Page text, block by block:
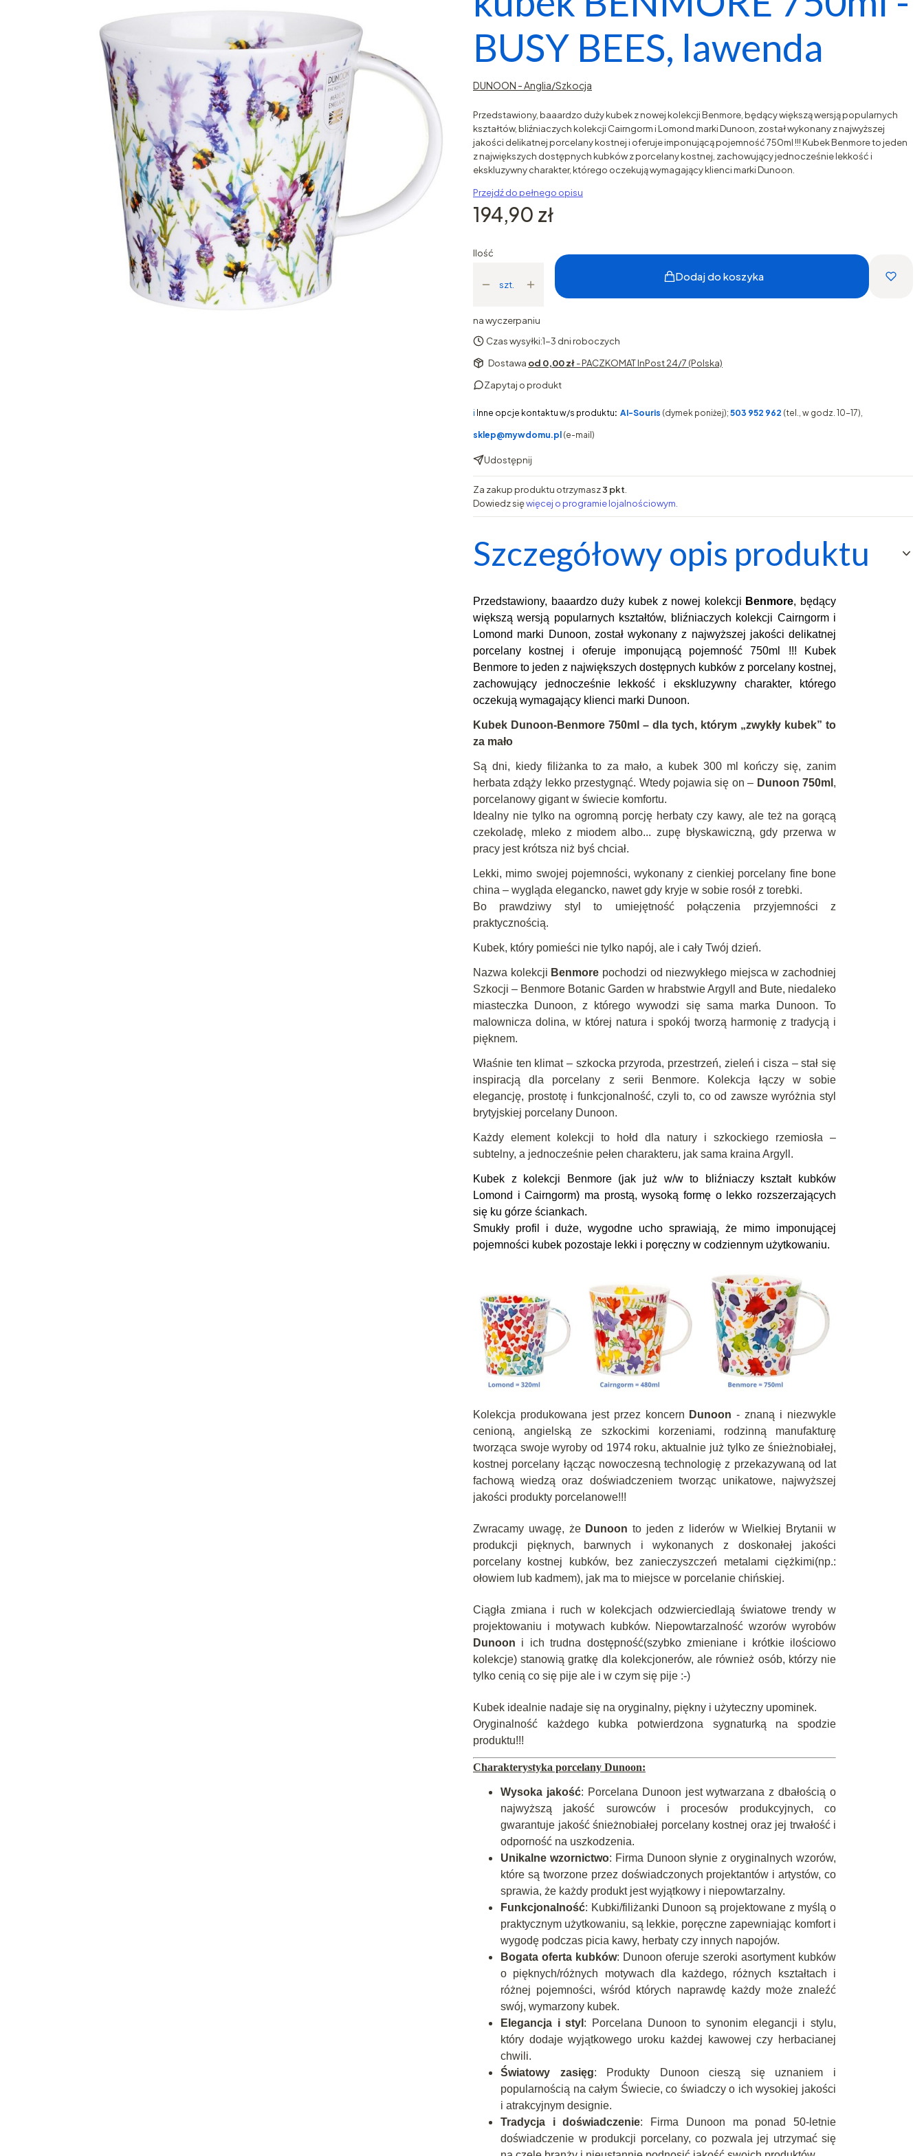
BUSY BEES, lawenda
DUNOON - Anglia/Szkocja
Przedstawiony, baaardzo duży kubek z nowej kolekcji Benmore, będący większą wersją popularnych
kształtów, bliźniaczych kolekcji Cairngorm i Lomond marki Dunoon, został wykonany z najwyższej
jakości delikatnej porcelany kostnej i oferuje imponującą pojemność 750ml !!! Kubek Benmore to jeden
z największych dostępnych kubków z porcelany kostnej, zachowujący jednocześnie lekkość i
ekskluzywny charakter, którego oczekują wymagający klienci marki Dunoon.
Przejdź do pełnego opisu
Cena
194,90 zł
Ilość
szt.
Dodaj do koszyka
na wyczerpaniu
Czas wysyłki:1-3 dni roboczych
Dostawa od 0,00 zł- PACZKOMAT InPost 24/7 (Polska)
Zapytaj o produkt
ℹ️ Inne opcje kontaktu w/s produktu: AI-Souris (dymek poniżej); 503 952 962 (tel., w godz. 10-17),
sklep@mywdomu.pl (e-mail)
Udostępnij
Za zakup produktu otrzymasz3 pkt
Dowiedz sięwięcej o programie lojalnościowym.
Szczegółowy opis produktu
Przedstawiony, baaardzo duży kubek z nowej kolekcji Benmore, będący
większą wersją popularnych kształtów, bliźniaczych kolekcji Cairngorm i
Lomond marki Dunoon, został wykonany z najwyższej jakości delikatnej
porcelany kostnej i oferuje imponującą pojemność 750ml !!! Kubek
Benmore to jeden z największych dostępnych kubków z porcelany kostnej,
zachowujący jednocześnie lekkość i ekskluzywny charakter, którego
oczekują wymagający klienci marki Dunoon.
Kubek Dunoon-Benmore 750ml – dla tych, którym „zwykły kubek” to
za mało
Są dni, kiedy filiżanka to za mało, a kubek 300 ml kończy się, zanim
herbata zdąży lekko przestygnąć. Wtedy pojawia się on – Dunoon 750ml ,
porcelanowy gigant w świecie komfortu.
Idealny nie tylko na ogromną porcję herbaty czy kawy, ale też na gorącą
czekoladę, mleko z miodem albo... zupę błyskawiczną, gdy przerwa w
pracy jest krótsza niż byś chciał.
Lekki, mimo swojej pojemności, wykonany z cienkiej porcelany fine bone
china – wygląda elegancko, nawet gdy kryje w sobie rosół z torebki.
Bo prawdziwy styl to umiejętność połączenia przyjemności z
praktycznością.
Kubek, który pomieści nie tylko napój, ale i cały Twój dzień.
Nazwa kolekcji Benmore pochodzi od niezwykłego miejsca w zachodniej
Szkocji – Benmore Botanic Garden w hrabstwie Argyll and Bute, niedaleko
miasteczka Dunoon, z którego wywodzi się sama marka Dunoon. To
malownicza dolina, w której natura i spokój tworzą harmonię z tradycją i
pięknem.
Właśnie ten klimat – szkocka przyroda, przestrzeń, zieleń i cisza – stał się
inspiracją dla porcelany z serii Benmore. Kolekcja łączy w sobie
elegancję, prostotę i funkcjonalność, czyli to, co od zawsze wyróżnia styl
brytyjskiej porcelany Dunoon.
Każdy element kolekcji to hołd dla natury i szkockiego rzemiosła –
subtelny, a jednocześnie pełen charakteru, jak sama kraina Argyll.
Kubek z kolekcji Benmore (jak już w/w to bliźniaczy kształt kubków
Lomond i Cairngorm) ma prostą, wysoką formę o lekko rozszerzających
się ku górze ściankach.
Smukły profil i duże, wygodne ucho sprawiają, że mimo imponującej
pojemności kubek pozostaje lekki i poręczny w codziennym użytkowaniu.
Kolekcja produkowana jest przez koncern Dunoon - znaną i niezwykle
cenioną, angielską ze szkockimi korzeniami, rodzinną manufakturę
tworząca swoje wyroby od 1974 roku, aktualnie już tylko ze śnieżnobiałej,
kostnej porcelany łącząc nowoczesną technologię z przekazywaną od lat
fachową wiedzą oraz doświadczeniem tworząc unikatowe, najwyższej
jakości produkty porcelanowe!!!
Zwracamy uwagę, że Dunoon to jeden z liderów w Wielkiej Brytanii w
produkcji pięknych, barwnych i wykonanych z doskonałej jakości
porcelany kostnej kubków, bez zanieczyszczeń metalami ciężkimi(np.:
ołowiem lub kadmem), jak ma to miejsce w porcelanie chińskiej.
Ciągła zmiana i ruch w kolekcjach odzwierciedlają światowe trendy w
projektowaniu i motywach kubków. Niepowtarzalność wzorów wyrobów
Dunoon i ich trudna dostępność(szybko zmieniane i krótkie ilościowo
kolekcje) stanowią gratkę dla kolekcjonerów, ale również osób, którzy nie
tylko cenią co się pije ale i w czym się pije :-)
Kubek idealnie nadaje się na oryginalny, piękny i użyteczny upominek.
Oryginalność każdego kubka potwierdzona sygnaturką na spodzie
produktu!!!
Charakterystyka porcelany Dunoon:
Wysoka jakość: Porcelana Dunoon jest wytwarzana z dbałością o
najwyższą jakość surowców i procesów produkcyjnych, co
gwarantuje jakość śnieżnobiałej porcelany kostnej oraz jej trwałość i
odporność na uszkodzenia.
Unikalne wzornictwo: Firma Dunoon słynie z oryginalnych wzorów,
które są tworzone przez doświadczonych projektantów i artystów, co
sprawia, że każdy produkt jest wyjątkowy i niepowtarzalny.
Funkcjonalność: Kubki/filiżanki Dunoon są projektowane z myślą o
praktycznym użytkowaniu, są lekkie, poręczne zapewniając komfort i
wygodę podczas picia kawy, herbaty czy innych napojów.
Bogata oferta kubków: Dunoon oferuje szeroki asortyment kubków
o pięknych/różnych motywach dla każdego, różnych kształtach i
różnej pojemności, wśród których naprawdę każdy może znaleźć
swój, wymarzony kubek.
Elegancja i styl : Porcelana Dunoon to synonim elegancji i stylu,
który dodaje wyjątkowego uroku każdej kawowej czy herbacianej
chwili.
Światowy zasięg: Produkty Dunoon cieszą się uznaniem i
popularnością na całym Świecie, co świadczy o ich wysokiej jakości
i atrakcyjnym designie.
Tradycja i doświadczenie: Firma Dunoon ma ponad 50-letnie
doświadczenie w produkcji porcelany, co pozwala jej utrzymać się